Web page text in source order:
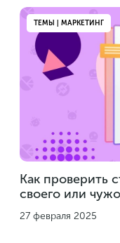
ТЕМЫ | МАРКЕТИНГ
Как проверить
своего или
27 февраля 2025